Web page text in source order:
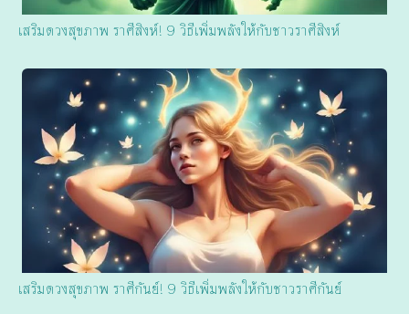
เสริมดวงสุขภาพ ราศีสิงห์! 9 วิธีเพิ่มพลังให้กับชาวราศีสิงห์
เสริมดวงสุขภาพ ราศีกันย์! 9 วิธีเพิ่มพลังให้กับชาวราศีกันย์